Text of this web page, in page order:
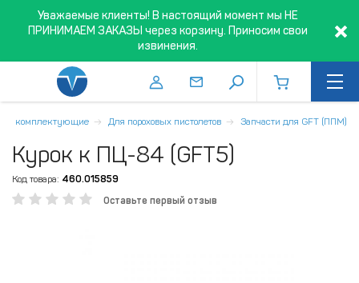
Уважаемые клиенты! В настоящий момент мы НЕ
ПРИНИМАЕМ ЗАКАЗЫ через корзину. Приносим свои
извинения.
и комплектующие Для пороховых пистолетов Запчасти для GFT (ППМ)
Курок к ПЦ-84 (GFT5)
Код товара: 460.015859
Оставьте первый отзыв